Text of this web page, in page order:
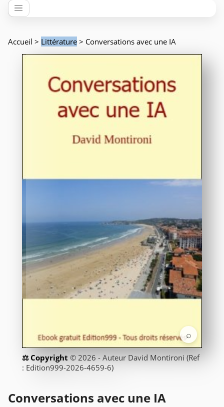
Accueil > Littérature > Conversations avec une IA
⌕
© 2026 - Auteur David Montironi (Ref
: Edition999-2026-4659-6)
Conversations avec une IA